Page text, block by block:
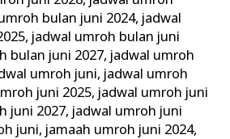
bulan juni 2024, jadwal
, jadwal umroh bulan juni
bulan juni 2027, jadwal umroh
umroh juni, jadwal umroh
juni 2025, jadwal umroh juni
juni 2027, jadwal umroh juni
juni, jamaah umroh juni 2024,